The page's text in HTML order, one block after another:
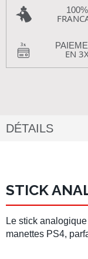
100%
EN
DÉTAILS
STICK
Le stick
manettes PS4,